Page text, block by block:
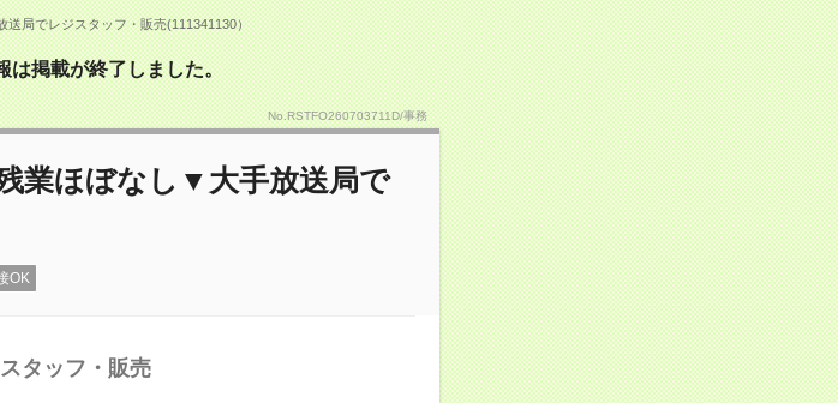
局でレジスタッフ・販売(111341130）
は掲載が終了しました。
No.RSTFO260703711D/事務
業ほぼなし▼大手放送局で
OK
タッフ・販売